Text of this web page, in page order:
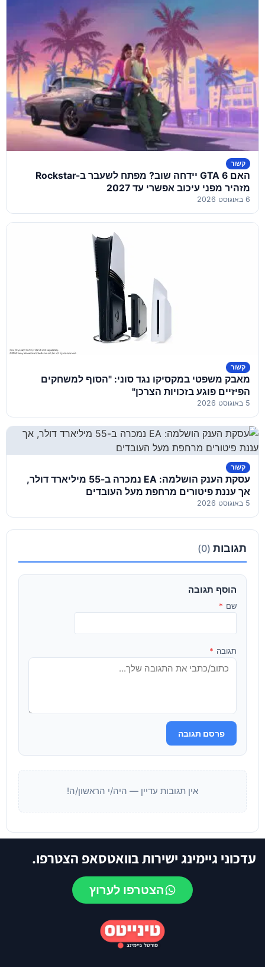
קשור
האם GTA 6 יידחה שוב? מפתח לשעבר ב-Rockstar
מזהיר מפני עיכוב אפשרי עד 2027
6 באוגוסט 2026
קשור
מאבק משפטי במקסיקו נגד סוני: "הסוף למשחקים
הפיזיים פוגע בזכויות הצרכן"
5 באוגוסט 2026
קשור
עסקת הענק הושלמה: EA נמכרה ב-55 מיליארד דולר,
אך עננת פיטורים מרחפת מעל העובדים
5 באוגוסט 2026
תגובות (0)
הוסף תגובה
שם *
תגובה *
פרסם תגובה
אין תגובות עדיין — היה/י הראשון/ה!
עדכוני גיימינג ישירות בוואטסאפ הצטרפו.
הצטרפו לערוץ